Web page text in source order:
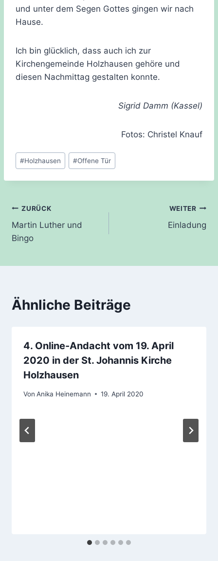
und unter dem Segen Gottes gingen wir nach
Hause.
Ich bin glücklich, dass auch ich zur
Kirchengemeinde Holzhausen gehöre und
diesen Nachmittag gestalten konnte.
Sigrid Damm (Kassel)
Fotos: Christel Knauf
Schlagworte:
#Holzhausen #Offene Tür
Beitragsnavigation
ZURÜCK
Martin Luther und
Bingo
WEITER
Einladung
Ähnliche Beiträge
4. Online-Andacht vom 19. April
2020 in der St. Johannis Kirche
Holzhausen
Von Anika Heinemann 19. April 2020